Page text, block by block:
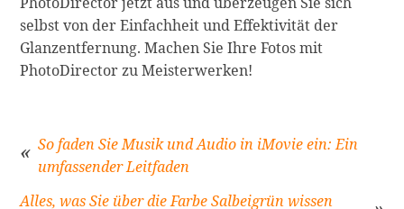
selbst von der Einfachheit und Effektivität der
Glanzentfernung. Machen Sie Ihre Fotos mit
PhotoDirector zu Meisterwerken!
So faden Sie Musik und Audio in iMovie ein: Ein
umfassender Leitfaden
Alles, was Sie über die Farbe Salbeigrün wissen